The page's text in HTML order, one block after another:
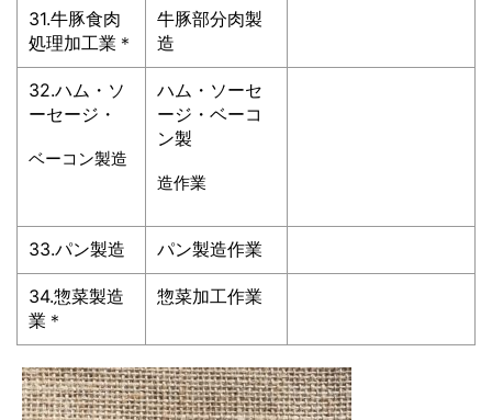
31.牛豚食肉
処理加工業＊
牛豚部分肉製
造
32.ハム・ソ
ーセージ・
ベーコン製造
ハム・ソーセ
ージ・ベーコ
ン製
造作業
33.パン製造 パン製造作業
34.惣菜製造
業＊
惣菜加工作業